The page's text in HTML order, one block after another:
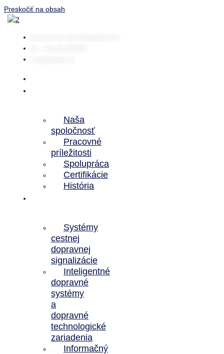
Preskočiť na obsah
Naša
spoločnosť
Pracovné
príležitosti
Spolupráca
Certifikácie
História
Systémy
cestnej
dopravnej
signalizácie
Inteligentné
dopravné
systémy
a
dopravné
technologické
zariadenia
Informačný